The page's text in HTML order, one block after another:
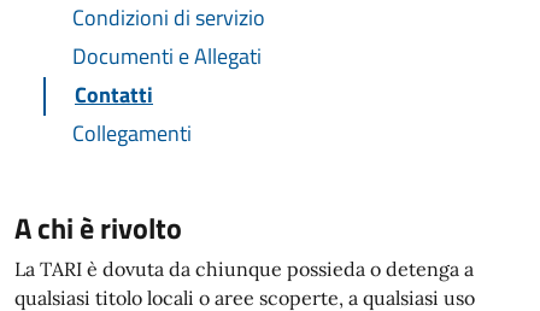
Condizioni di servizio
Documenti e Allegati
Contatti
Collegamenti
A chi è rivolto
La TARI è dovuta da chiunque possieda o detenga a
qualsiasi titolo locali o aree scoperte, a qualsiasi uso